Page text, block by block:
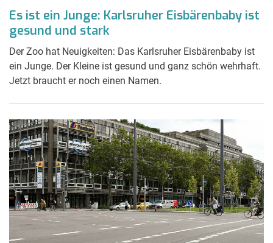
Es ist ein Junge: Karlsruher Eisbärenbaby ist
gesund und stark
Der Zoo hat Neuigkeiten: Das Karlsruher Eisbärenbaby ist
ein Junge. Der Kleine ist gesund und ganz schön wehrhaft.
Jetzt braucht er noch einen Namen.